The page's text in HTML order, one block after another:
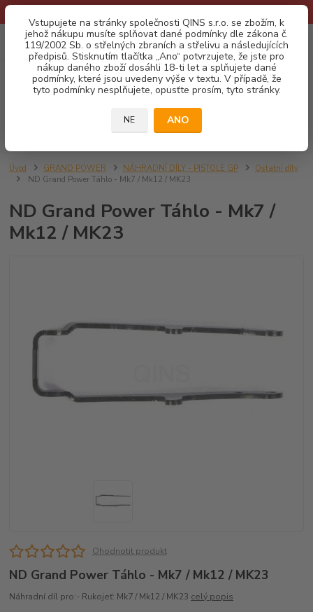
Vstupujete na stránky společnosti QINS s.r.o. se zbožím, k
jehož nákupu musíte splňovat dané podmínky dle zákona č.
119/2002 Sb. o střelných zbraních a střelivu a následujících
předpisů. Stisknutím tlačítka „Ano“ potvrzujete, že jste pro
nákup daného zboží dosáhli 18-ti let a splňujete dané
podmínky, které jsou uvedeny výše v textu. V případě, že
tyto podmínky nesplňujete, opusťte prosím, tyto stránky.
NE ANO
Menu
CZK 0
za0,00 Kč
Úvod GRAND POWER NÁHRADNÍ DÍLY - PISTOLE GP
Ostatní díly
ND Grand Power Táhlo - Mk7 / Mk12 / MK23
ND Grand Power Táhlo - Mk7 /
Mk12 / MK23
Ohodnotit produkt
ND Grand Power Táhlo - Mk7 / Mk12 / MK23
Náhradní díl pro:- Rukojeť: Mk7 / Mk12 / MK23 celý popis